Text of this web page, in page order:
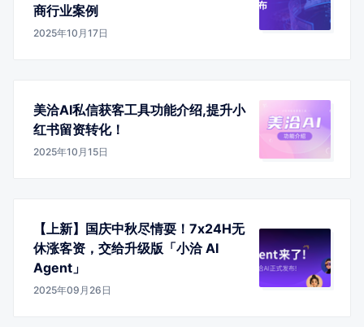
商行业案例
2025年10月17日
美洽AI私信获客工具功能介绍,提升小
红书留资转化！
2025年10月15日
【上新】国庆中秋尽情耍！7x24H无
休涨客资，交给升级版「小洽 AI
Agent」
2025年09月26日